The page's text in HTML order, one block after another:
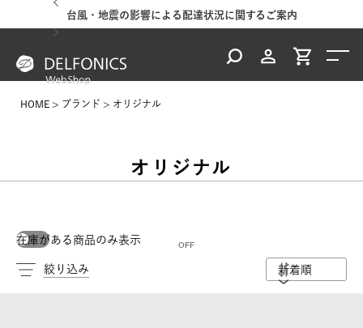
台風・地震の影響による配達状況に関するご案内
HOME ブランド オリジナル
オリジナル
在庫がある商品のみ表示
絞り込み 新着順